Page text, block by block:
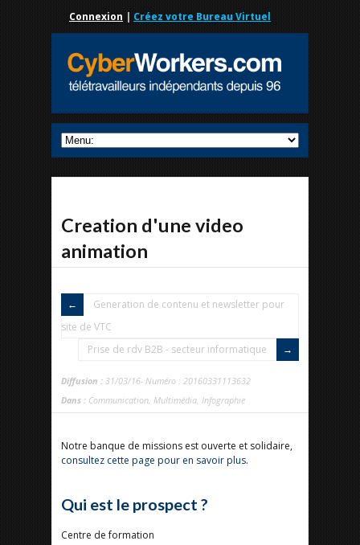
Connexion | Créez votre Bureau Virtuel
Creation d'une video
animation
Generation de contenu et newsletter pour
site de VTC
Prise de rdv B2B - secteur informatique
Diffusion : 31/03/16- Numéro : 20160331113632
Dans : Communication, Multimédia, Infographie
Notre banque de missions est ouverte et solidaire,
consultez cette page pour en savoir plus.
Qui est le prospect ?
Centre de formation